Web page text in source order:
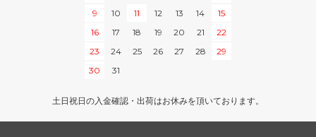
9
10 11 12 13 14
15
16
17 18 19 20 21
22
23
24 25 26 27 28
29
30
31
土日祝日の入金確認・出荷はお休みを頂いております。